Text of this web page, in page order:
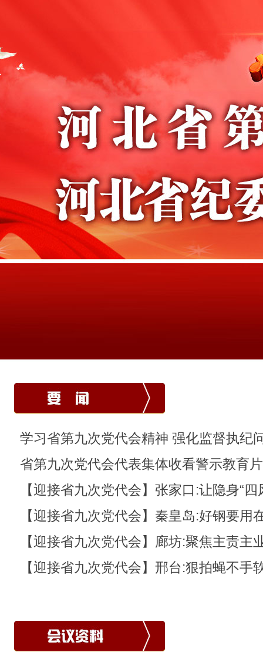
学习省第九次党代会精神 强化监督执纪
省第九次党代会代表集体收看警示教育
鉴》
【迎接省九次党代会】张家口:让隐身“四
【迎接省九次党代会】秦皇岛:好钢要用
【迎接省九次党代会】廊坊:聚焦主责主
纪
【迎接省九次党代会】邢台:狠拍蝇不手